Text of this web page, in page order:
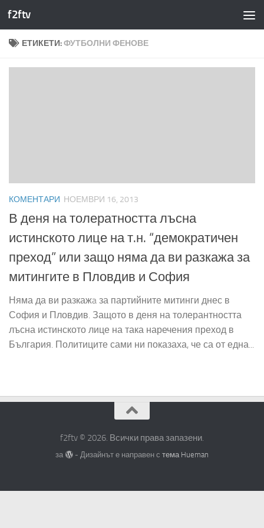
Към съдържанието
f2ftv
ЕТИКЕТИ:ФУТБОЛНИ ФЕНОВЕ
КОМЕНТАРИ НОЕМВРИ 16, 2013
В деня на толератността лъсна
истинското лице на т.н. “демократичен
преход” или защо няма да ви разкажа за
митингите в Пловдив и София
Няма да ви разкажa за партийните митинги днес в
София и Пловдив. Защото в деня на толерантността
лъсна истинското лице на така наречения преход в
България. Политиците сами ни показаха, че са от една...
f2ftv © 2026. Всички права запазени.
за - Дизайнът е направен с тема Hueman